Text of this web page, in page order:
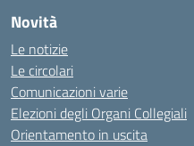
Novità
Le notizie
Le circolari
Comunicazioni varie
Elezioni degli Organi Collegiali
Orientamento in uscita